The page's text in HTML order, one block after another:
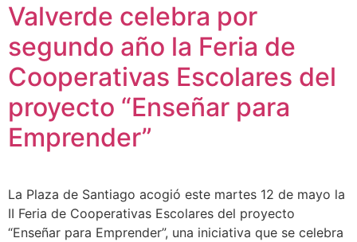
Valverde celebra por
segundo año la Feria de
Cooperativas Escolares del
proyecto “Enseñar para
Emprender”
La Plaza de Santiago acogió este martes 12 de mayo la
II Feria de Cooperativas Escolares del proyecto
“Enseñar para Emprender”, una iniciativa que se celebra